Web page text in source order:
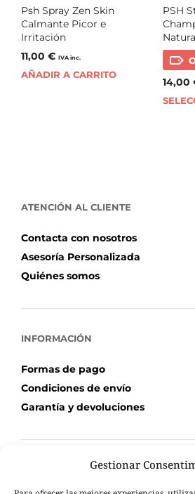
Gestionar
Psh Spray Zen Skin
Calmante Picor e
Irritación
11,00 € IVA inc.
AÑADIR A CARRITO
PSH
14,00
ATENCIÓN AL CLIENTE
Contacta con nosotros
Asesoría Personalizada
Quiénes somos
INFORMACIÓN
Formas de pago
Condiciones de envío
Garantía y devoluciones